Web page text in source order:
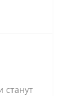
станут